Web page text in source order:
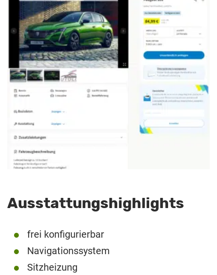
Ausstattungshighlights
frei konfigurierbar
Navigationssystem
Sitzheizung